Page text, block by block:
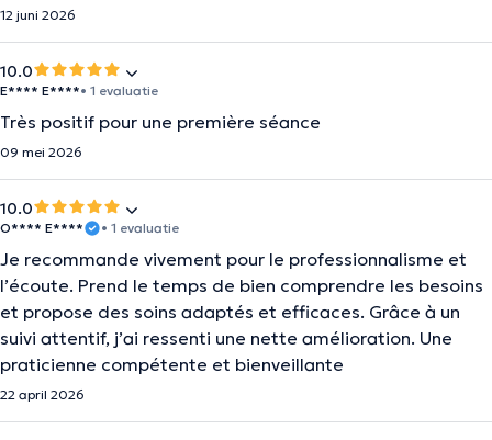
12 juni 2026
10.0
E**** E****• 1 evaluatie
Très positif pour une première séance
09 mei 2026
10.0
O**** E**** • 1 evaluatie
Je recommande vivement pour le professionnalisme et
l’écoute. Prend le temps de bien comprendre les besoins
et propose des soins adaptés et efficaces. Grâce à un
suivi attentif, j’ai ressenti une nette amélioration. Une
praticienne compétente et bienveillante
22 april 2026